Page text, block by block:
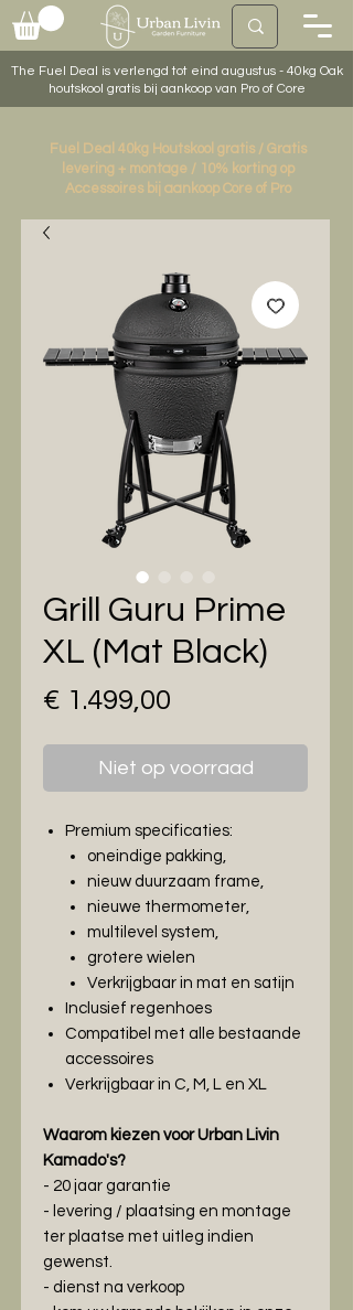
The Fuel Deal is verlengd tot eind augustus - 40kg Oak
houtskool gratis bij aankoop van Pro of Core
Fuel Deal 40kg Houtskool gratis / Gratis
levering + montage / 10% korting op
Accessoires bij aankoop Core of Pro
Grill Guru Prime
XL (Mat Black)
€ 1.499,00
Niet op voorraad
Premium specificaties:
oneindige pakking,
nieuw duurzaam frame,
nieuwe thermometer,
multilevel system,
grotere wielen
Verkrijgbaar in mat en satijn
Inclusief regenhoes
Compatibel met alle bestaande
accessoires
Verkrijgbaar in C, M, L en XL
Waarom kiezen voor Urban Livin
Kamado's?
- 20 jaar garantie
- levering / plaatsing en montage
ter plaatse met uitleg indien
gewenst.
- dienst na verkoop